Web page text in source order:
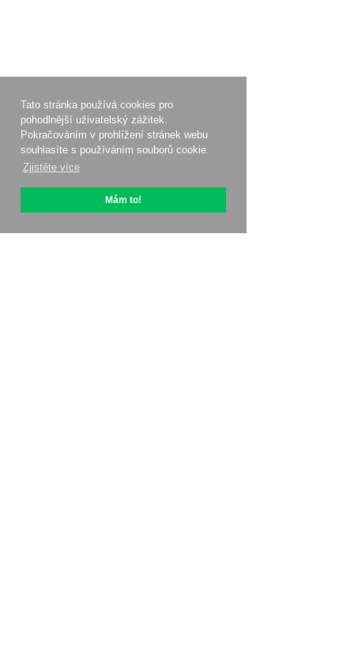
Tato stránka používá cookies pro
pohodlnější uživatelský zážitek.
Pokračováním v prohlížení stránek webu
souhlasíte s používáním souborů cookie.
Zjistěte více
Mám to!